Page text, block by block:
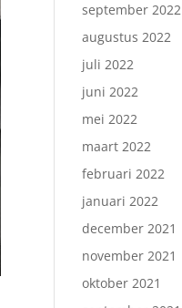
september 2022
augustus 2022
juli 2022
juni 2022
mei 2022
maart 2022
februari 2022
januari 2022
december 2021
november 2021
oktober 2021